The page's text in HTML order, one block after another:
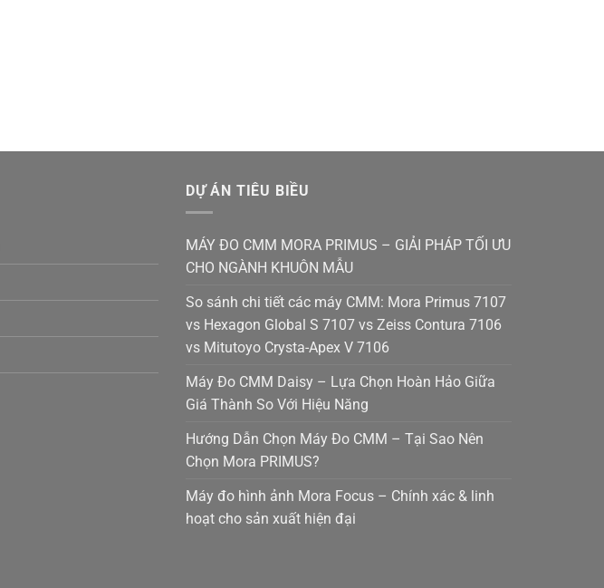
DỰ ÁN TIÊU BIỀU
MÁY ĐO CMM MORA PRIMUS – GIẢI PHÁP TỐI ƯU
CHO NGÀNH KHUÔN MẪU
So sánh chi tiết các máy CMM: Mora Primus 7107
vs Hexagon Global S 7107 vs Zeiss Contura 7106
vs Mitutoyo Crysta-Apex V 7106
Máy Đo CMM Daisy – Lựa Chọn Hoàn Hảo Giữa
Giá Thành So Với Hiệu Năng
Hướng Dẫn Chọn Máy Đo CMM – Tại Sao Nên
Chọn Mora PRIMUS?
Máy đo hình ảnh Mora Focus – Chính xác & linh
hoạt cho sản xuất hiện đại